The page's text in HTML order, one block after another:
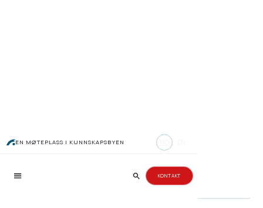
EN MØTEPLASS I KUNNSKAPSBYEN
KONTAKT
Bli med i Romerike
Investornettverk!